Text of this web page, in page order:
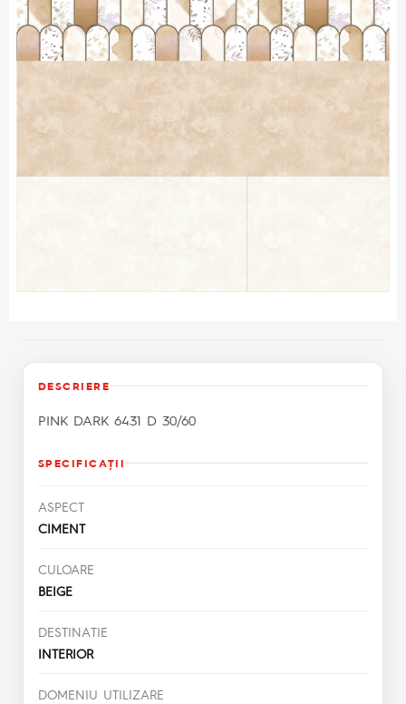
DESCRIERE
PINK DARK 6431 D 30/60
SPECIFICAŢII
ASPECT
CIMENT
CULOARE
BEIGE
DESTINATIE
INTERIOR
DOMENIU UTILIZARE